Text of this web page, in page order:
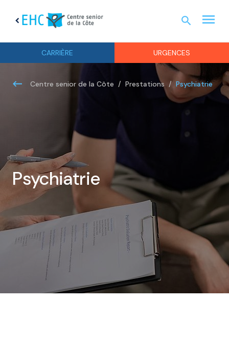
chevron_left
CARRIÈRE URGENCES
search menu
Centre senior de la Côte Prestations Psychiatrie
Psychiatrie